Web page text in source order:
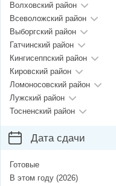
Волховский район
Всеволожский район
Выборгский район
Гатчинский район
Кингисеппский район
Кировский район
Ломоносовский район
Лужский район
Тосненский район
Дата сдачи
Готовые
В этом году (2026)